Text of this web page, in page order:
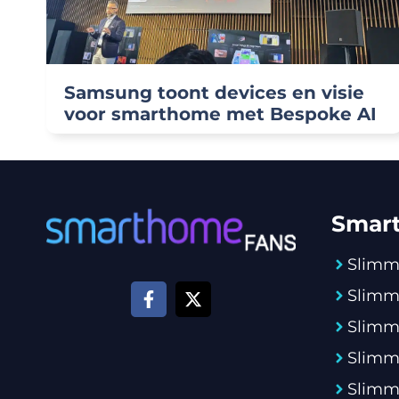
Samsung toont devices en visie
voor smarthome met Bespoke AI